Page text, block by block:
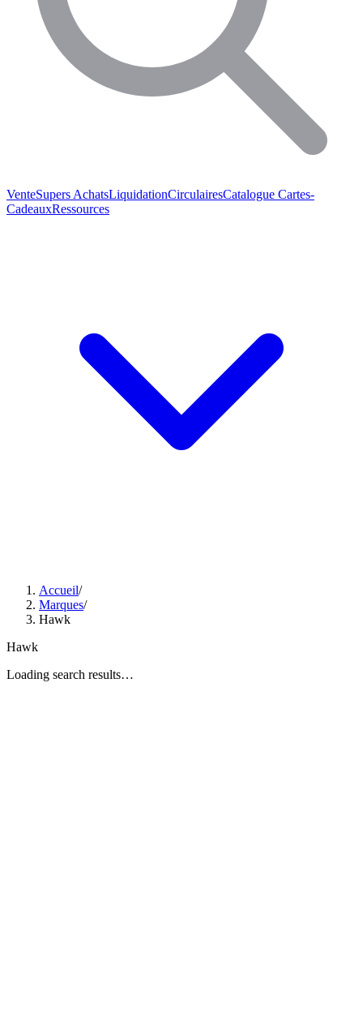
VenteSupers AchatsLiquidationCirculairesCatalogue Cartes-
CadeauxRessources
Accueil/
Marques/
Hawk
Hawk
Loading search results…